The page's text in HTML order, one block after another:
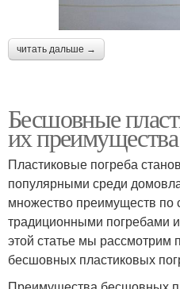
читать дальше →
Бесшовные
их
Пластиковые погреба
популярными среди
множество преимуществ по
традиционными погребами
этой статье мы рассмотрим
бесшовных пластиковых